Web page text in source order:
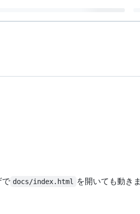
で docs/index.html を開いても動きま